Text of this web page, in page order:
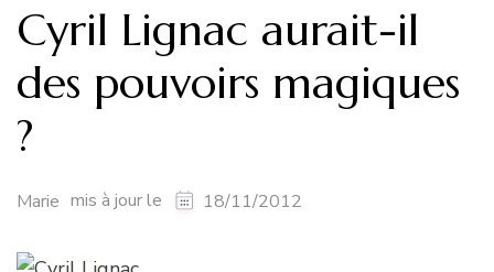
Cyril Lignac aurait-il
des pouvoirs magiques
?
Marie mis à jour le 18/11/2012